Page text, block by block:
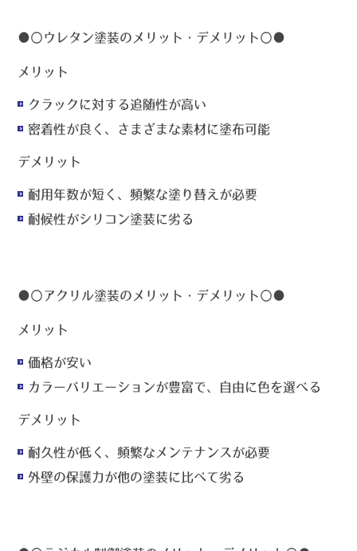
●〇ウレタン塗装のメリット・デメリット〇●
メリット
クラックに対する追随性が高い
密着性が良く、さまざまな素材に塗布可能
デメリット
耐用年数が短く、頻繁な塗り替えが必要
耐候性がシリコン塗装に劣る
●〇アクリル塗装のメリット・デメリット〇●
メリット
価格が安い
カラーバリエーションが豊富で、自由に色を選べる
デメリット
耐久性が低く、頻繁なメンテナンスが必要
外壁の保護力が他の塗装に比べて劣る